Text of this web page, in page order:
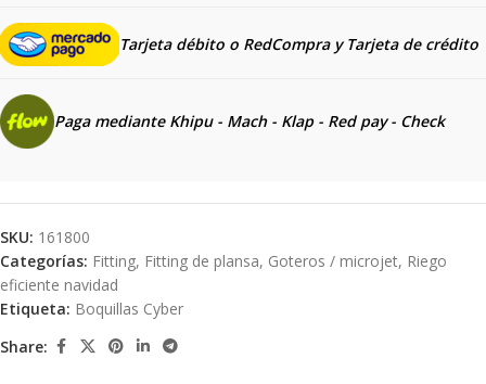
Tarjeta débito o RedCompra y Tarjeta de crédito
Paga mediante Khipu - Mach - Klap - Red pay - Check
SKU: 161800
Categorías: Fitting, Fitting de plansa, Goteros / microjet, Riego
eficiente navidad
Etiqueta: Boquillas Cyber
Share: